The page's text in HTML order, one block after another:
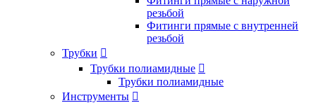
резьбой
Фитинги прямые с внутренней
резьбой
Трубки 
Трубки полиамидные 
Трубки полиамидные
Инструменты 